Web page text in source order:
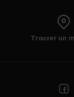
Trouver un